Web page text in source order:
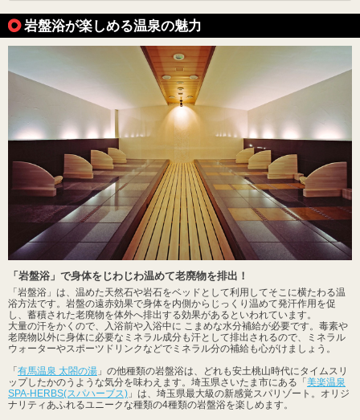
岩盤浴が楽しめる温泉の魅力
「岩盤浴」で身体をじわじわ温めて老廃物を排出！
「岩盤浴」は、温めた天然石や岩石をベッドとして利用してそこに横たわる温
浴方法です。岩盤の遠赤効果で身体を内側からじっくり温めて発汗作用を促
し、蓄積された老廃物を体外へ排出する効果があるといわれています。
大量の汗をかくので、入浴前や入浴中に こまめな水分補給が必要です。毒素や
老廃物以外に身体に必要なミネラル成分も汗として排出されるので、ミネラル
ウォーターやスポーツドリンクなどでミネラル分の補給も心がけましょう。
「 有馬温泉 太閤の湯 」の他種類の岩盤浴は、どれも安土桃山時代にタイムスリ
ップしたかのうような気分を味わえます。埼玉県さいたま市にある「 美楽温泉
SPA-HERBS(スパハーブス) 」は、埼玉県最大級の新感覚スパリゾート。オリジ
ナリティあふれるユニークな種類の4種類の岩盤浴を楽しめます。